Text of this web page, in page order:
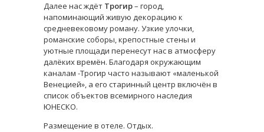
Далее нас ждёт Трогир– город,
напоминающий живую декорацию к
средневековому роману. Узкие улочки,
романские соборы, крепостные стены и
уютные площади перенесут нас в атмосферу
далёких времён. Благодаря окружающим
каналам -Трогир часто называют «маленькой
Венецией», а его старинный центр включён в
список объектов всемирного наследия
ЮНЕСКО.
Размещение в отеле. Отдых.